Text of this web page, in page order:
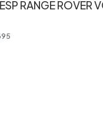
RANGE ROVER